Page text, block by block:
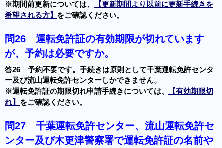
※期間前更新については、
【更新期間より以前に更新手続きを
希望される方】 をご確認ください。
問26 運転免許証の有効期限が切れています
が、予約は必要ですか。
答26 予約不要です。手続きは原則として千葉運転免許センタ
ー及び流山運転免許センターしかできません。
※運転免許証の期限切れ申請手続きについては、
【有効期限切
れ】 をご確認ください。
問27 千葉運転免許センター、流山運転免許セ
ンター及び木更津警察署で運転免許証の名前や